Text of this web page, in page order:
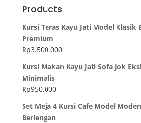
Products
Kursi Teras Kayu Jati Model Klasik
Premium
Rp3.500.000
Kursi Makan Kayu Jati Sofa Jok
Minimalis
Rp950.000
Set Meja 4 Kursi Cafe Model
Berlengan